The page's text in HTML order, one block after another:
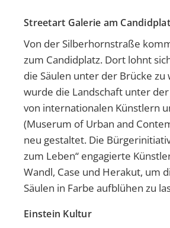
Streetart Galerie am
Von der Silberhornstraße
zum Candidplatz. Dort lohnt
die Säulen unter der Brücke
wurde die Landschaft unter
von internationalen Künstlern
(Muserum of Urban and
neu gestaltet. Die
zum Leben“ engagierte
Wandl, Case und Herakut, um
Säulen in Farbe aufblühen zu
Einstein Kultur